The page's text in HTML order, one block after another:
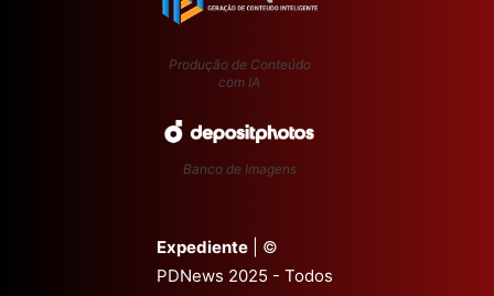
Produção de Conteúdo
com IA
Banco de Imagens
Expediente | ©
PDNews 2025 - Todos